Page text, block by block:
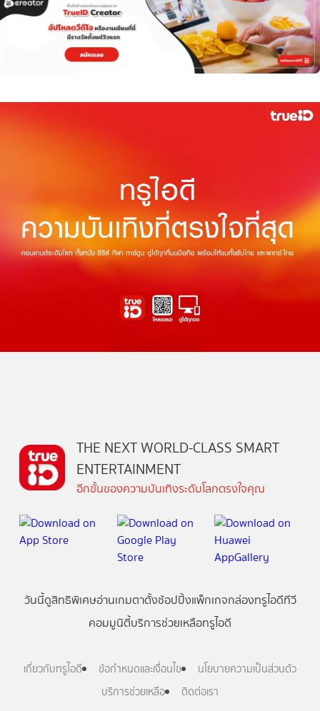
THE NEXT WORLD-CLASS SMART
ENTERTAINMENT
อีกขั้นของความบันเทิงระดับโลกตรงใจคุณ
วันนี้ดูสิทธิพิเศษอ่านเกมตาตั้งช้อปปิ้งแพ็กเกจกล่องทรูไอดีทีวี
คอมมูนิตี้บริการช่วยเหลือทรูไอดี
เกี่ยวกับทรูไอดี ข้อกำหนดและเงื่อนไข
นโยบายความเป็นส่วนตัว
บริการช่วยเหลือ
ติดต่อเรา